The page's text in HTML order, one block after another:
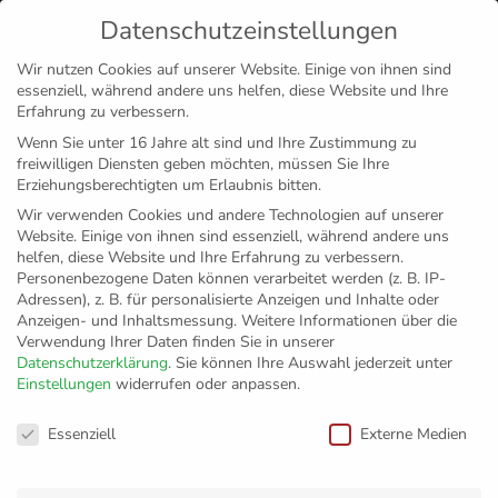
MENÜ
Disclaimer Impressum Datenschutz
YoungStars grillen
Datenschutzeinstellungen
Wir nutzen Cookies auf unserer Website. Einige von ihnen sind
essenziell, während andere uns helfen, diese Website und Ihre
Erfahrung zu verbessern.
Wenn Sie unter 16 Jahre alt sind und Ihre Zustimmung zu
freiwilligen Diensten geben möchten, müssen Sie Ihre
Erziehungsberechtigten um Erlaubnis bitten.
Wir verwenden Cookies und andere Technologien auf unserer
Website. Einige von ihnen sind essenziell, während andere uns
helfen, diese Website und Ihre Erfahrung zu verbessern.
Personenbezogene Daten können verarbeitet werden (z. B. IP-
Adressen), z. B. für personalisierte Anzeigen und Inhalte oder
Anzeigen- und Inhaltsmessung. Weitere Informationen über die
Verwendung Ihrer Daten finden Sie in unserer
Datenschutzerklärung. Sie können Ihre Auswahl jederzeit unter
Einstellungen widerrufen oder anpassen.
Datenschutzeinstellungen
Essenziell Externe Medien